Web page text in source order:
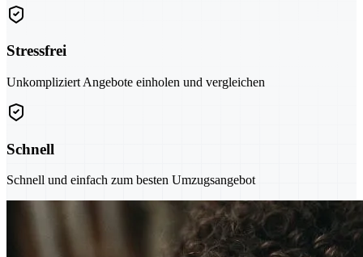
Stressfrei
Unkompliziert Angebote einholen und vergleichen
Schnell
Schnell und einfach zum besten Umzugsangebot